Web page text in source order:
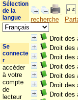
recherche
Droit des
Droit des
Droit des
Droit des
Droit des
Droit des
Droit des
Sélection
de la
langue
Se
connecte
r
accéder
à votre
compte
de
lecteur